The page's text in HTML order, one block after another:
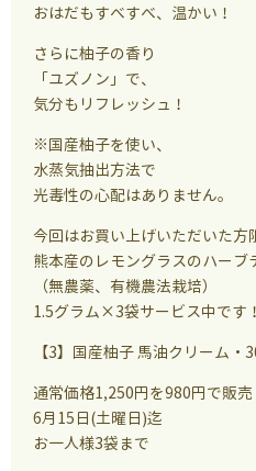
おはだもすべすべ、温かい！
さらに柚子の香り
「ユズノン」で、
気分もリフレッシュ！
※国産柚子を使い、
水蒸気抽出方法で
光毒性の心配はありません。
今回はお買い上げいただいた方
熊本産のレモングラスのハーブ
（無農薬、有機農法栽培）
1.5グラム×3袋サービス中です！
【3】国産柚子 馬油クリーム・
通常価格1,250円を980円で販売
6月15日(土曜日)迄
お一人様3袋まで